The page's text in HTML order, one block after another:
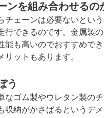
ンを組み合わせるの
チェーンは必要ないとい
行できるのです。金属製
能も高いのでおすすめで
ットもあります。
う
なゴム製やウレタン製の
収納がかさばるというデ